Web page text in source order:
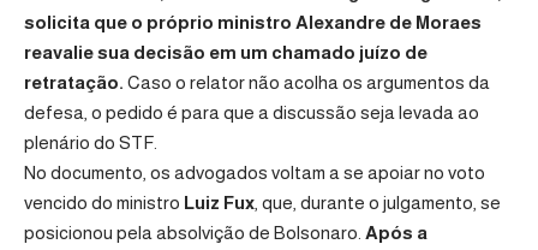
solicita que o próprio ministro Alexandre de Moraes
reavalie sua decisão em um chamado juízo de
retratação. Caso o relator não acolha os argumentos da
defesa, o pedido é para que a discussão seja levada ao
plenário do STF.
No documento, os advogados voltam a se apoiar no voto
vencido do ministro Luiz Fux , que, durante o julgamento, se
posicionou pela absolvição de Bolsonaro. Após a